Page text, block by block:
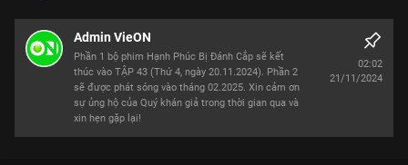
Admin VieON
Phần 1 bộ phim Hạnh Phúc Bị Đánh Cắp sẽ kết
thúc vào TẬP 43 (Thứ 4, ngày 20.11.2024). Phần 2
sẽ được phát sóng vào tháng 02.2025. Xin cảm ơn
sự ủng hộ của Quý khán giả trong thời gian qua và
xin hẹn gặp lại!
02:02
21/11/2024